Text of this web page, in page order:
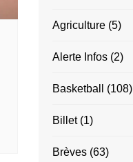
Agriculture (5)
Alerte Infos (2)
Basketball (108)
Billet(1)
Brèves (63)